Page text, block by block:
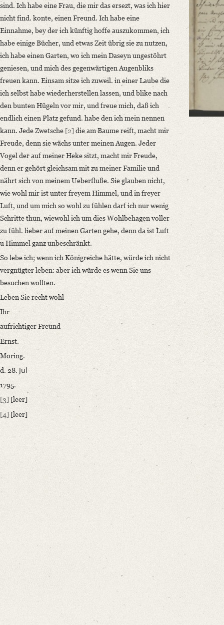
sind. Ich habe eine Frau, die mir das ersezt, was ich hier
nicht find. konte, einen Freund. Ich habe eine
Einnahme, bey der ich künftig hoffe auszukommen, ich
habe einige Bücher, und etwas Zeit übrig sie zu nutzen,
ich habe einen Garten, wo ich mein Daseyn ungestöhrt
geniesen, und mich des gegenwärtigen Augenbliks
freuen kann. Einsam sitze ich zuweil. in einer Laube die
ich selbst habe wiederherstellen lassen, und blike nach
den bunten Hügeln vor mir, und freue mich, daß ich
endlich einen Platz gefund. habe den ich mein nennen
kann. Jede Zwetsche [2] die am Baume reift, macht mir
Freude, denn sie wächs unter meinen Augen. Jeder
Vogel der auf meiner Heke sitzt, macht mir Freude,
denn er gehört gleichsam mit zu meiner Familie und
nährt sich von meinem Ueberfluße. Sie glauben nicht,
wie wohl mir ist unter freyem Himmel, und in freyer
Luft, und um mich so wohl zu fühlen darf ich nur wenig
Schritte thun, wiewohl ich um dies Wohlbehagen voller
zu fühl. lieber auf meinen Garten gehe, denn da ist Luft
u Himmel ganz unbeschränkt.
So lebe ich; wenn ich Königreiche hätte, würde ich nicht
vergnügter leben: aber ich würde es wenn Sie uns
besuchen wollten.
Leben Sie recht wohl
Ihr
aufrichtiger Freund
Ernst.
Moring.
d. 28. Jul
1795.
[3][leer]
[4] [leer]